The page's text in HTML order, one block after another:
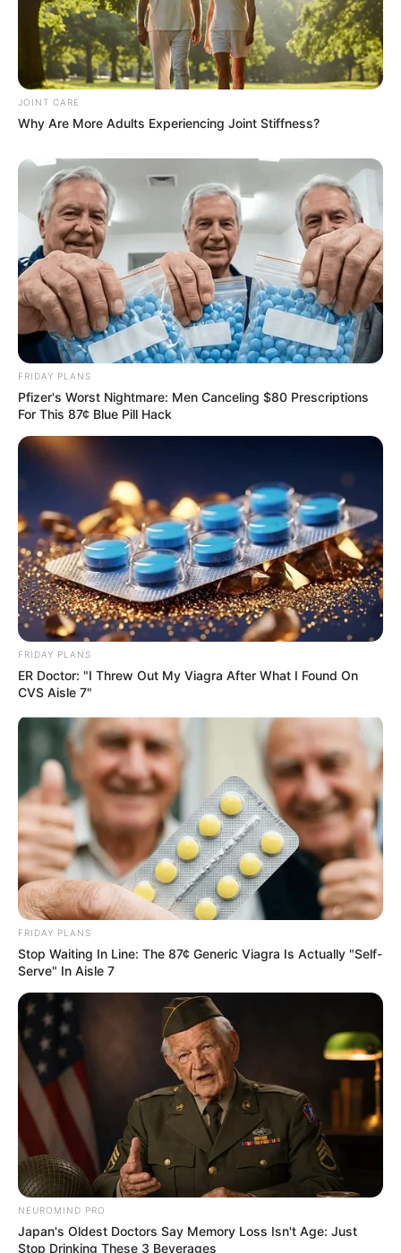
28 มี.ค. 2017
คำทำนายที่กลายเป็นจริง!! เด็กผู้หญิงคนนี้จะมีบุญวาสนาได้เป็น พระ
ราชินี
25 ต.ค. 2017
4 องค์ประกอบในการ จัดฮวงจุ้ย ที่ถูกต้อง โดย ซินแสไฮเทค
24 มิ.ย. 2016
แสดงความเห็นบน Facebook
ดูดวงแม่นๆ ยอดนิยม
ดวงรายวัน 14 กันยายน 2565
14 ก.ย. 2022
13 ก.ย. 2022
ดูดวงวันนี้
ดวงรายวัน 14 กันยายน 2565
14 ก.ย. 2022
13 ก.ย. 2022
JOINT CARE
Why Are More Adults Experiencing Joint Stiffness?
FRIDAY PLANS
Pfizer's Worst Nightmare: Men Canceling $80 Prescriptions
For This 87¢ Blue Pill Hack
FRIDAY PLANS
ER Doctor: "I Threw Out My Viagra After What I Found On
CVS Aisle 7"
FRIDAY PLANS
Stop Waiting In Line: The 87¢ Generic Viagra Is Actually "Self-
Serve" In Aisle 7
NEUROMIND PRO
Japan's Oldest Doctors Say Memory Loss Isn't Age: Just
Stop Drinking These 3 Beverages